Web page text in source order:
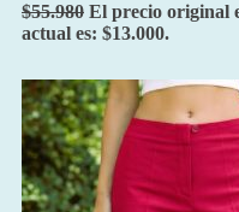
$55.980 El precio original
actual es: $13.000.